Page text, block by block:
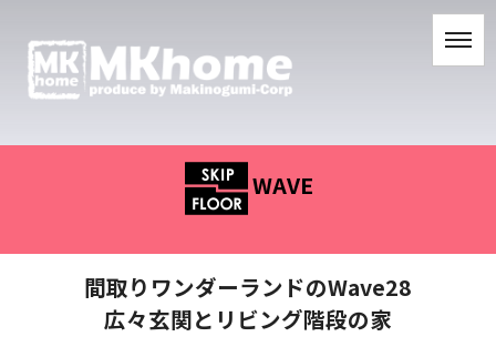
WAVE
間取りワンダーランドのWave28
広々玄関とリビング階段の家